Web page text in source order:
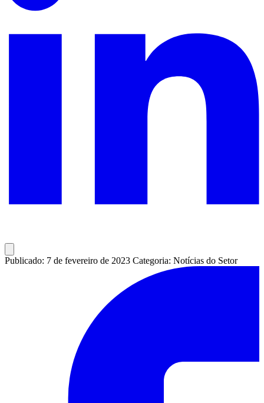
Publicado: 7 de fevereiro de 2023 Categoria: Notícias do Setor